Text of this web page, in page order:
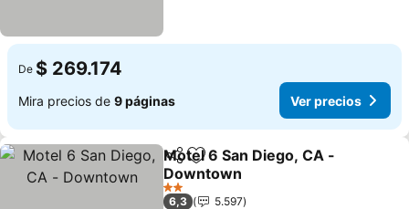
De $ 269.174
Mira precios de 9 páginas Ver precios
CompartirAgregar a favoritos
Motel 6 San Diego, CA -
Downtown
Ver precios
2 Estrellas
6,3
5.597